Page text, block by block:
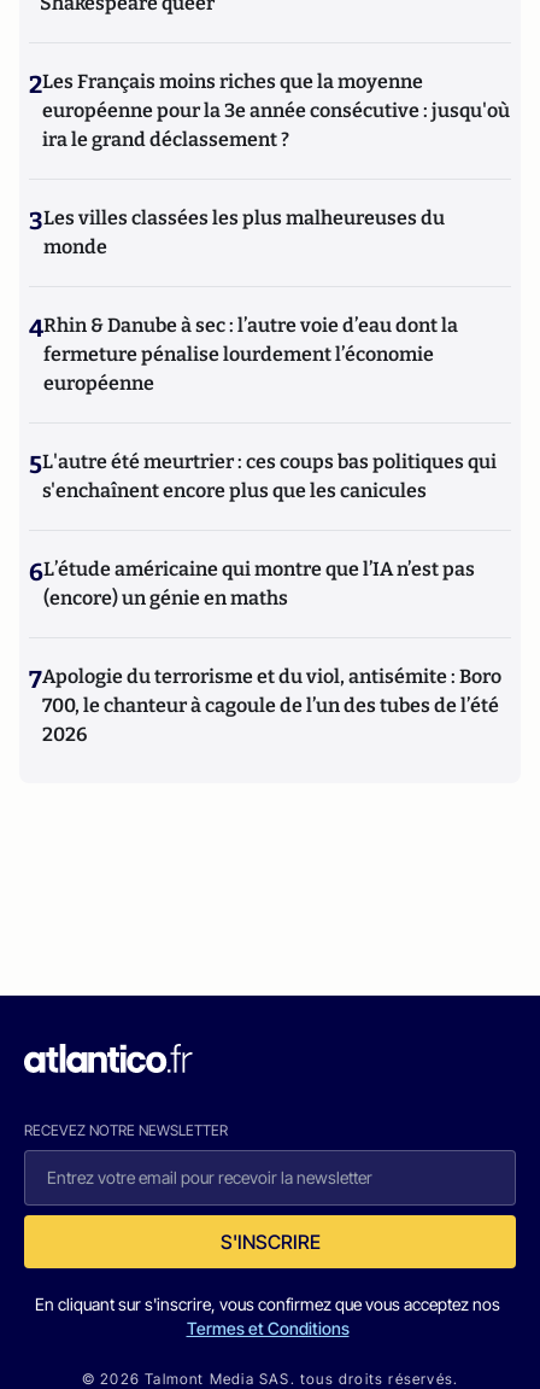
2Les Français moins riches que la moyenne
européenne pour la 3e année consécutive : jusqu'où
ira le grand déclassement ?
3Les villes classées les plus malheureuses du
monde
4Rhin & Danube à sec : l’autre voie d’eau dont la
fermeture pénalise lourdement l’économie
européenne
5L'autre été meurtrier : ces coups bas politiques qui
s'enchaînent encore plus que les canicules
6L’étude américaine qui montre que l’IA n’est pas
(encore) un génie en maths
7Apologie du terrorisme et du viol, antisémite : Boro
700, le chanteur à cagoule de l’un des tubes de l’été
2026
RECEVEZ NOTRE NEWSLETTER
S'INSCRIRE
En cliquant sur s'inscrire, vous confirmez que vous acceptez nos
Termes et Conditions
© 2026 Talmont Media SAS. tous droits réservés.